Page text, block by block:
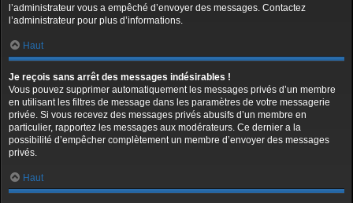
l’administrateur vous a empêché d’envoyer des messages. Contactez
l’administrateur pour plus d’informations.
Haut
Je reçois sans arrêt des messages indésirables !
Vous pouvez supprimer automatiquement les messages privés d’un membre
en utilisant les filtres de message dans les paramètres de votre messagerie
privée. Si vous recevez des messages privés abusifs d’un membre en
particulier, rapportez les messages aux modérateurs. Ce dernier a la
possibilité d’empêcher complètement un membre d’envoyer des messages
privés.
Haut